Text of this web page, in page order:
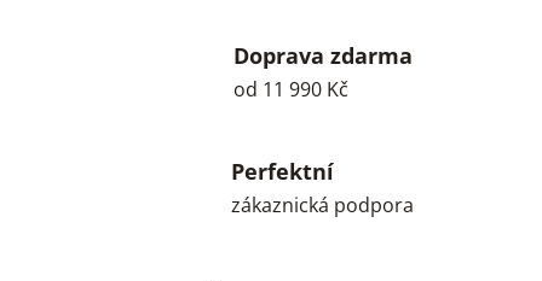
Doprava zdarma
od 11 990 Kč
Perfektní
zákaznická podpora